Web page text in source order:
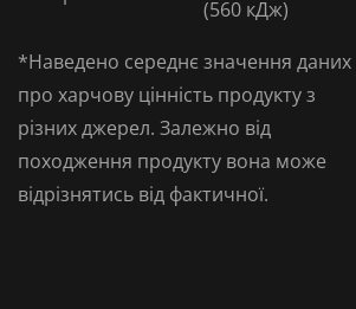
(560 кДж)
*Наведено середнє значення даних
про харчову цінність продукту з
різних джерел. Залежно від
походження продукту вона може
відрізнятись від фактичної.